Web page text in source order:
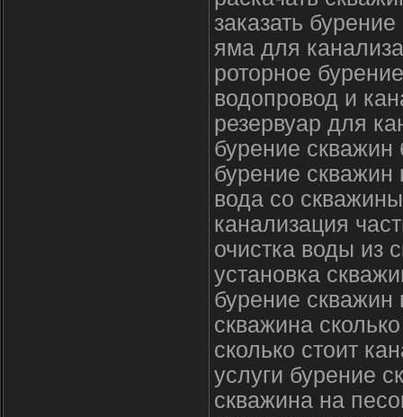
заказать
яма для
роторное
водопровод и
резервуар для
бурение скважин
бурение скважин
вода со скважины
канализация
очистка воды из
установка
бурение
скважина
сколько стоит
услуги бурение
скважина на